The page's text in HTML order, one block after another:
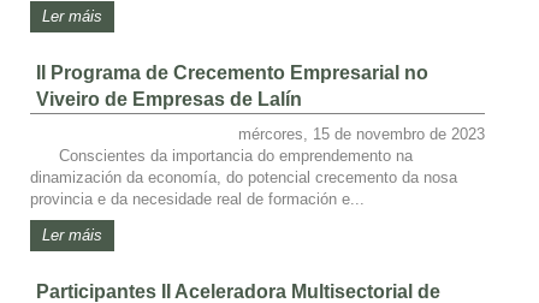
Ler máis
II Programa de Crecemento Empresarial no
Viveiro de Empresas de Lalín
mércores, 15 de novembro de 2023
Conscientes da importancia do emprendemento na
dinamización da economía, do potencial crecemento da nosa
provincia e da necesidade real de formación e...
Ler máis
Participantes II Aceleradora Multisectorial de